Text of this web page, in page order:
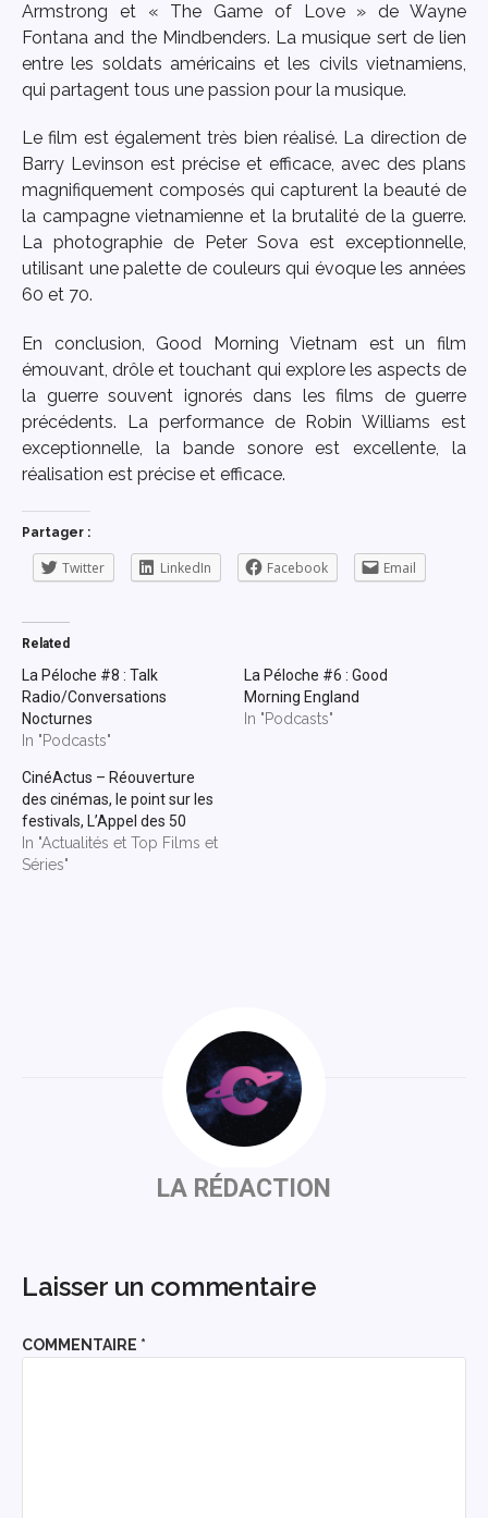
Armstrong et « The Game of Love » de Wayne
Fontana and the Mindbenders. La musique sert de lien
entre les soldats américains et les civils vietnamiens,
qui partagent tous une passion pour la musique.
Le film est également très bien réalisé. La direction de
Barry Levinson est précise et efficace, avec des plans
magnifiquement composés qui capturent la beauté de
la campagne vietnamienne et la brutalité de la guerre.
La photographie de Peter Sova est exceptionnelle,
utilisant une palette de couleurs qui évoque les années
60 et 70.
En conclusion, Good Morning Vietnam est un film
émouvant, drôle et touchant qui explore les aspects de
la guerre souvent ignorés dans les films de guerre
précédents. La performance de Robin Williams est
exceptionnelle, la bande sonore est excellente, la
réalisation est précise et efficace.
Partager :
Twitter LinkedIn Facebook Email
Related
La Péloche #8 : Talk
Radio/Conversations
Nocturnes
In "Podcasts"
La Péloche #6 : Good
Morning England
In "Podcasts"
CinéActus – Réouverture
des cinémas, le point sur les
festivals, L’Appel des 50
In "Actualités et Top Films et
Séries"
LA RÉDACTION
Laisser un commentaire
COMMENTAIRE *